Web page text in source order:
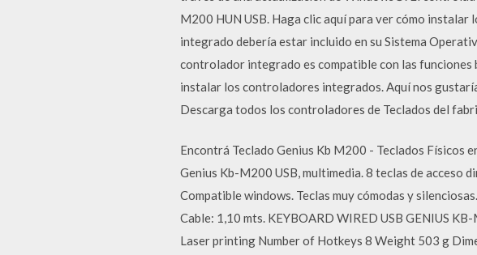
M200 HUN USB. Haga clic aquí para ver cómo
integrado debería estar incluido en su Sistema
controlador integrado es compatible con las funciones
instalar los controladores integrados. Aquí nos
Descarga todos los controladores de Teclados del
Encontrá Teclado Genius Kb M200 - Teclados Físicos
Genius Kb-M200 USB, multimedia. 8 teclas de acceso
Compatible windows. Teclas muy cómodas y
Cable: 1,10 mts. KEYBOARD WIRED USB GENIUS
Laser printing Number of Hotkeys 8 Weight 503 g